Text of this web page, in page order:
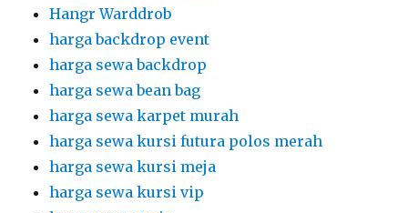
Hangr Warddrob
harga backdrop event
harga sewa backdrop
harga sewa bean bag
harga sewa karpet murah
harga sewa kursi futura polos merah
harga sewa kursi meja
harga sewa kursi vip